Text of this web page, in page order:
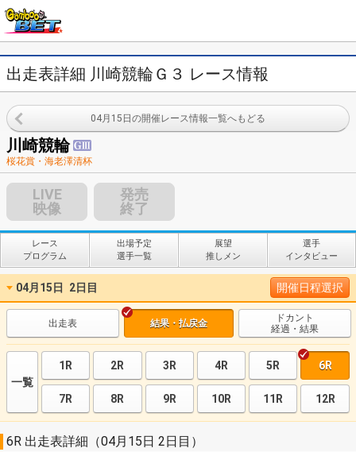
出走表詳細 川崎競輪Ｇ３ レース情報
04月15日の開催レース情報一覧へもどる
川崎競輪
桜花賞・海老澤清杯
LIVE
映像
発売
終了
レース
プログラム
出場予定
選手一覧
展望
推しメン
選手
インタビュー
04月15日 2日目 開催日程選択
出走表 結果・払戻金
ドカント
経過・結果
一覧
1R 2R 3R 4R 5R 6R
7R 8R 9R 10R 11R 12R
6R 出走表詳細（04月15日 2日目）